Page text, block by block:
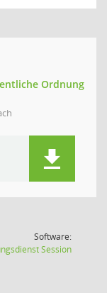
Ordnung
Software:
Session(Wird in